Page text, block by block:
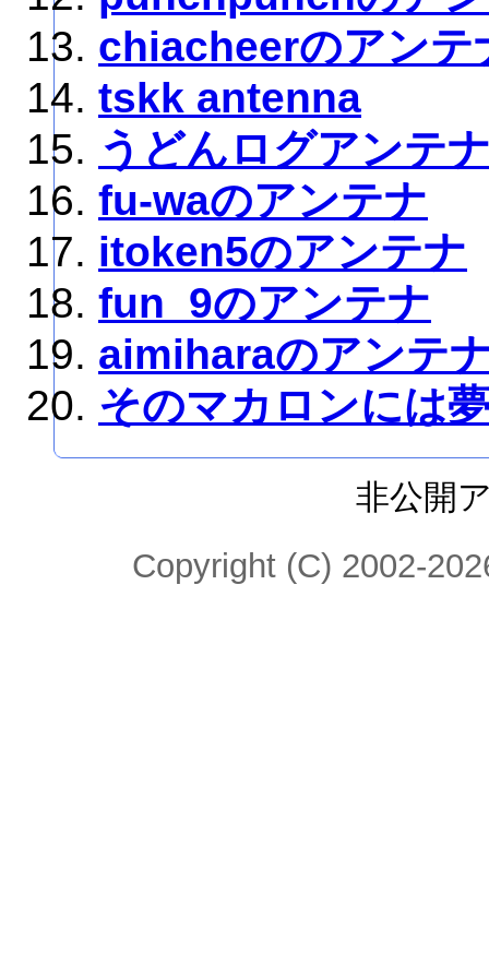
chiacheerのアンテ
tskk antenna
うどんログアンテ
fu-waのアンテナ
itoken5のアンテナ
fun_9のアンテナ
aimiharaのアンテ
そのマカロンには
非公開
Copyright (C) 2002-